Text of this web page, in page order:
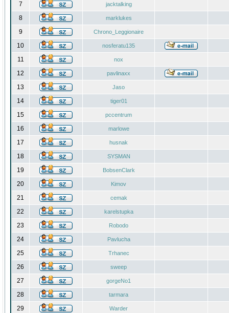
7 jacktalking
8 marklukes
9 Chrono_Leggionaire
10 nosferatu135
11 nox
12 pavlinaxx
13 Jaso
14 tiger01
15 pccentrum
16 marlowe
17 husnak
18 SYSMAN
19 BobsenClark
20 Kimov
21 cemak
22 karelstupka
23 Robodo
24 Pavlucha
25 Trhanec
26 sweep
27 gorgeNo1
28 tarmara
29 Warder